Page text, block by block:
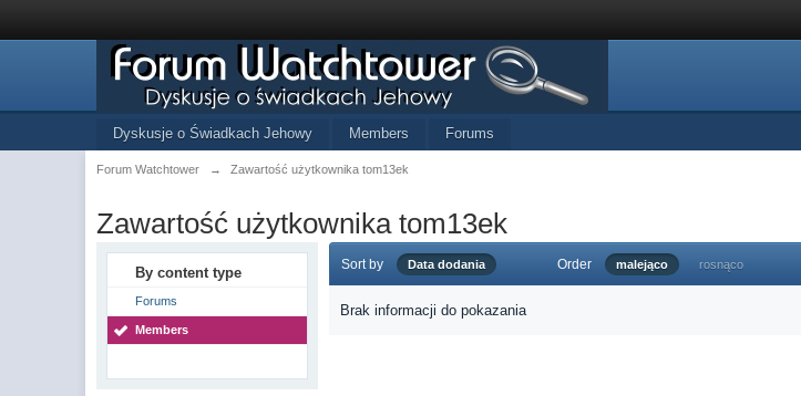
Dyskusje o Świadkach Jehowy Members Forums
Forum Watchtower → Zawartość użytkownika tom13ek
Zawartość użytkownika tom13ek
By content type
Forums
Members
Sort by Data dodania Order malejąco rosnąco
Brak informacji do pokazania